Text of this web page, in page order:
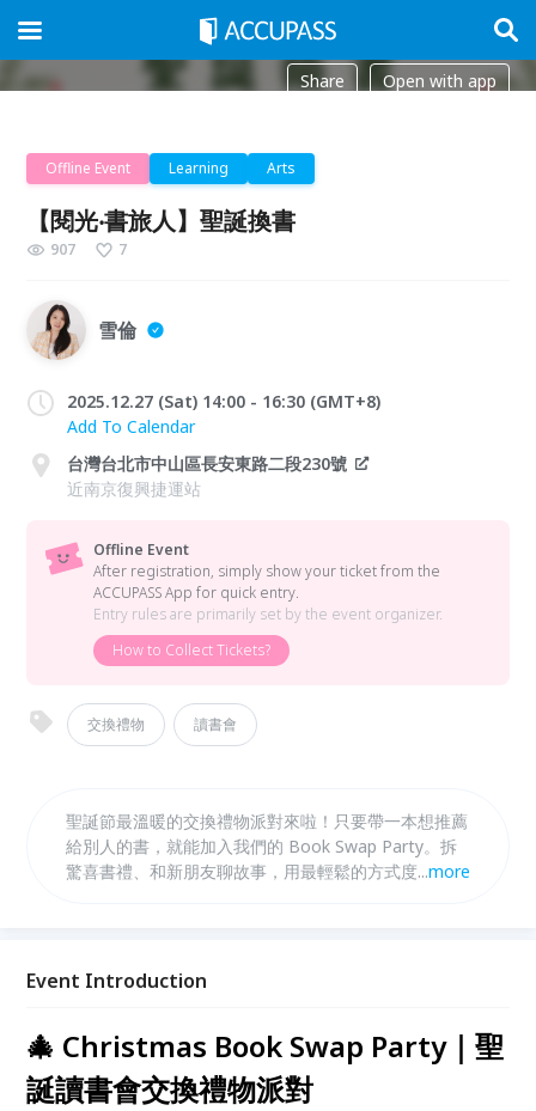
Share Open with app
Offline Event Learning Arts
【閱光‧書旅人】聖誕換書
907 7
雪倫
2025.12.27 (Sat) 14:00 - 16:30 (GMT+8)
Add To Calendar
台灣台北市中山區長安東路二段230號
近南京復興捷運站
Offline Event
After registration, simply show your ticket from the
ACCUPASS App for quick entry.
Entry rules are primarily set by the event organizer.
How to Collect Tickets?
交換禮物 讀書會
聖誕節最溫暖的交換禮物派對來啦！只要帶一本想推薦
給別人的書，就能加入我們的 Book Swap Party。拆
驚喜書禮、和新朋友聊故事，用最輕鬆的方式度過歡樂
...more
Event Introduction
🎄 Christmas Book Swap Party｜聖
誕讀書會交換禮物派對